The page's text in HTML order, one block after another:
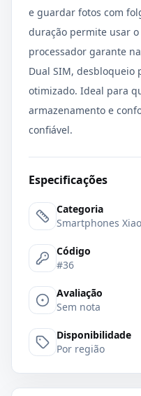
e guardar fotos com
duração permite usar
processador garante
Dual SIM,
otimizado. Ideal para
armazenamento e
confiável.
Especificações
Categoria
Smartphones
Código
#36
Avaliação
Sem nota
Disponibilidade
Por região